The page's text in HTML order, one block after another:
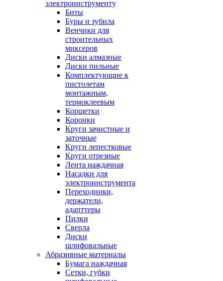
электроинструменту
Биты
Буры и зубила
Венчики для
строительных
миксеров
Диски алмазные
Диски пильные
Комплектующие к
пистолетам
монтажным,
термоклеевым
Корщетки
Коронки
Круги зачистные и
заточные
Круги лепестковые
Круги отрезные
Лента наждачная
Насадки для
электроинструмента
Переходники,
держатели,
адапттеры
Пилки
Сверла
Диски
шлифовальные
Абразивные материалы
Бумага наждачная
Сетки, губки